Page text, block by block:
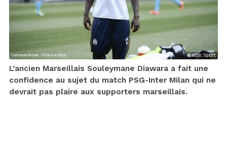
© Icon Sport
L’ancien Marseillais Souleymane Diawara a fait une
confidence au sujet du match PSG-Inter Milan qui ne
devrait pas plaire aux supporters marseillais.